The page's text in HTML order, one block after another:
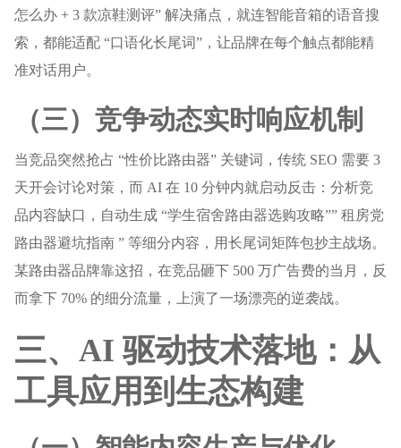
怎么办 + 3 款凉鞋测评” 解决痛点，就连智能音箱的语音搜
索，都能适配 “口语化长尾词”，让品牌在每个触点都能精
准对话用户。
（三）竞争动态实时响应机制
当竞品突然抢占 “性价比路由器” 关键词，传统 SEO 需要 3
天开会讨论对策，而 AI 在 10 分钟内就启动反击：分析竞
品内容缺口，自动生成 “学生宿舍路由器选购攻略”” 租房党
路由器避坑指南 ” 等细分内容，用长尾词矩阵包抄主战场。
某路由器品牌靠这招，在竞品砸下 500 万广告费的当月，反
而拿下 70% 的细分流量，上演了一场漂亮的逆袭战。
三、AI 驱动技术落地：从
工具应用到生态构建